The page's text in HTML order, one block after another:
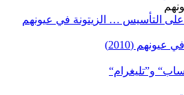
على التأسيس … الزيتونة في عيونهم
عيونهم (2010)
و”تليغرام“